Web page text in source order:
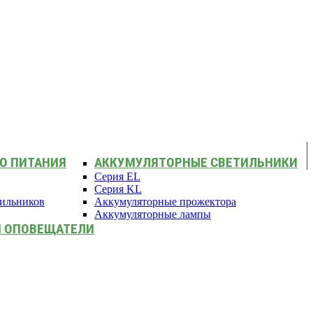
ПИТАНИЯ АККУМУЛЯТОРНЫЕ СВЕТИЛЬНИКИ
Серия EL
Серия KL
Аккумуляторные прожектора
Аккумуляторные лампы
ОПОВЕЩАТЕЛИ